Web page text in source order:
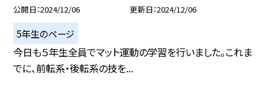
公開日 2024/12/06 更新日 2024/12/06
5年生のページ
今日も５年生全員でマット運動の学習を行いました。これま
でに、前転系・後転系の技を...